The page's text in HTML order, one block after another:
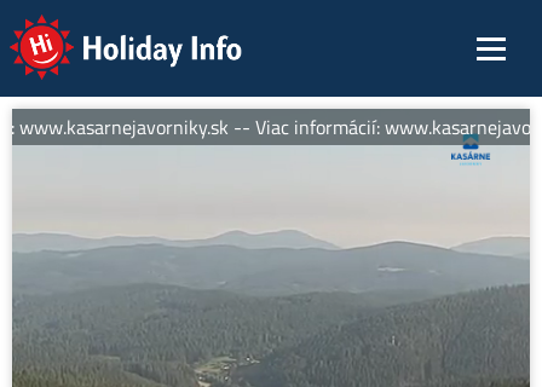
Holiday Info
www.kasarnejavorniky.sk -- Viac informácií: